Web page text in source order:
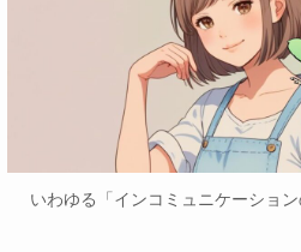
いわゆる「インコミュニケーショ